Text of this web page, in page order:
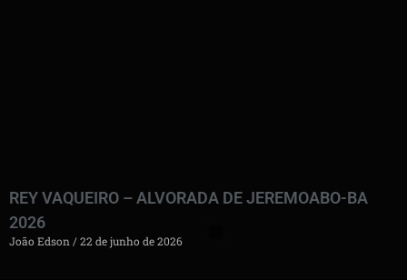
REY VAQUEIRO – ALVORADA DE JEREMOABO-BA
2026
João Edson 22 de junho de 2026